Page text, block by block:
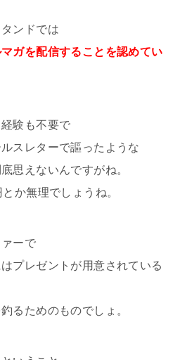
ンドでは
ガを配信することを認めてい
験も不要で
スレターで謳ったような
思えないんですがね。
か無理でしょうね。
ーで
プレゼントが用意されている
るためのものでしょ。